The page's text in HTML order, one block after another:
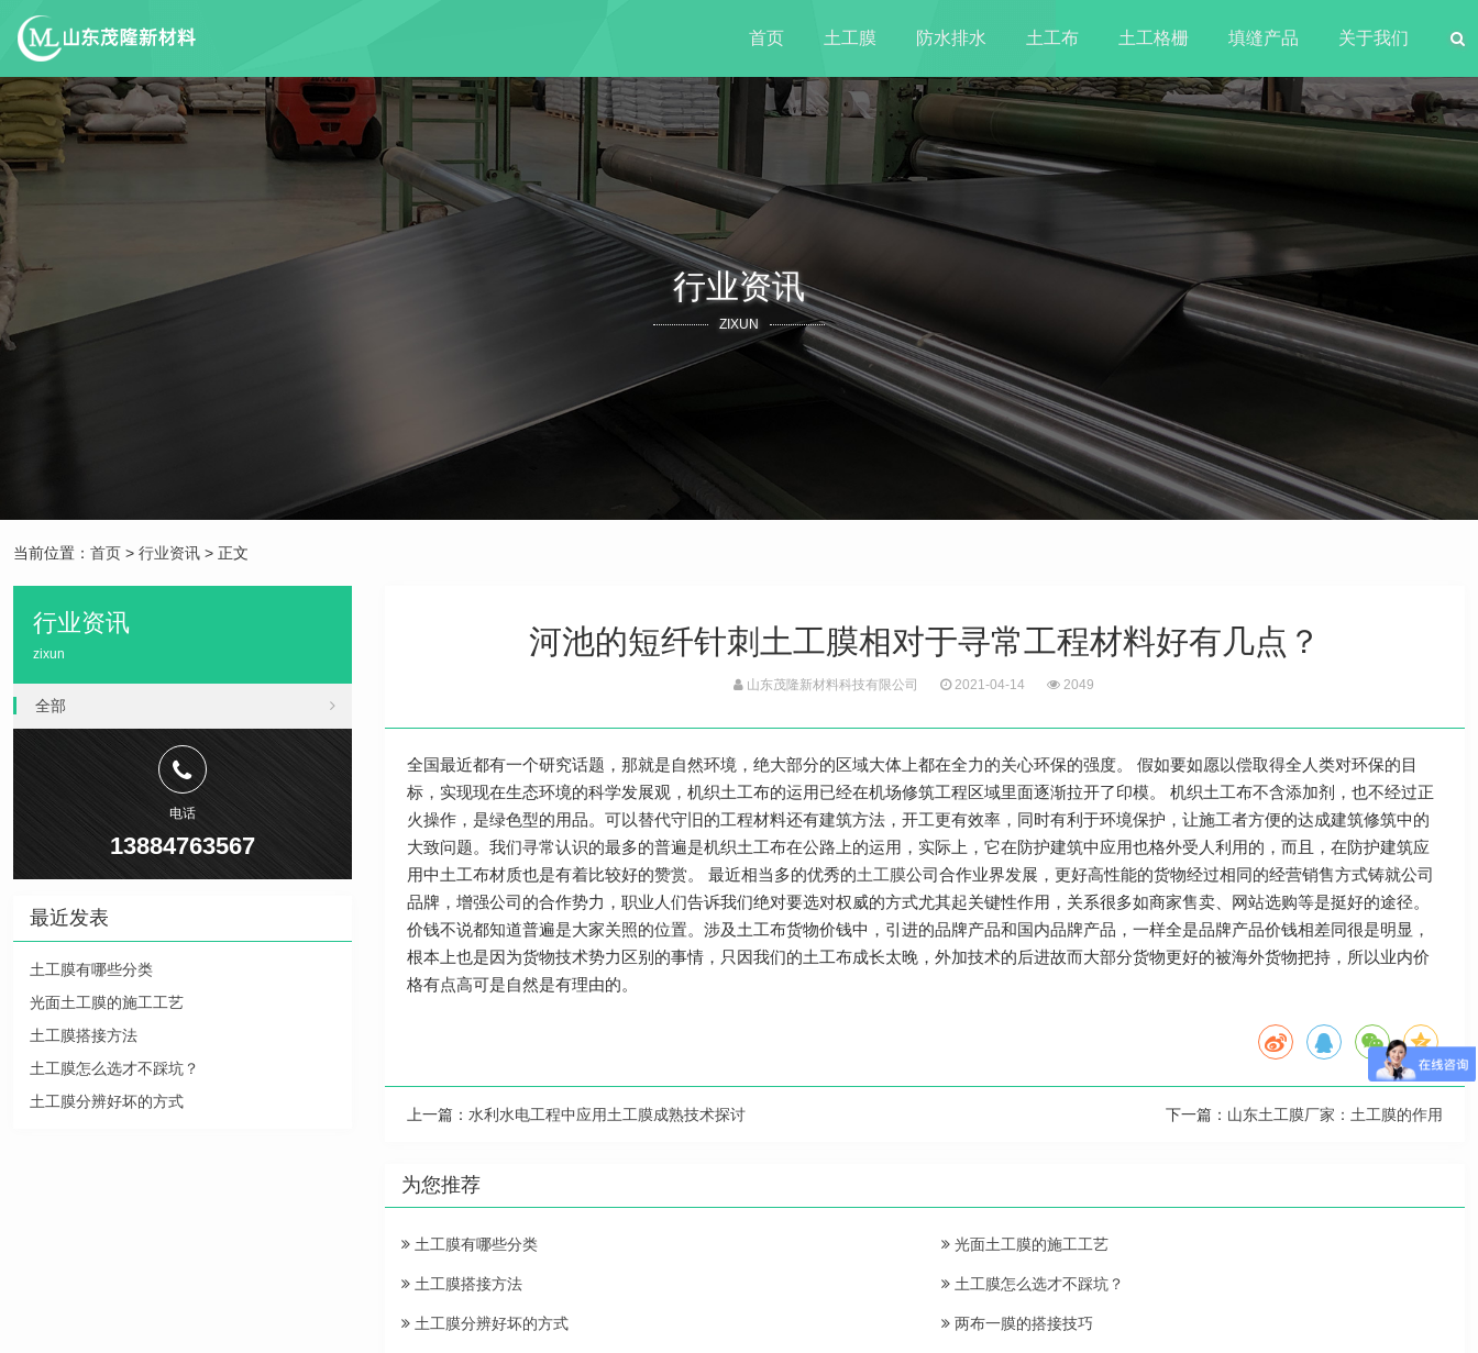
首页 土工膜 防水排水 土工布 土工格栅 填缝产品 关于我们
行业资讯
ZIXUN
当前位置： 首页 > 行业资讯 > 正文
河池的短纤针刺土工膜相对于寻常工程材料好有几点？
山东茂隆新材料科技有限公司 2021-04-14 2049
全国最近都有一个研究话题，那就是自然环境，绝大部分的区域大体上都在全力的关心环保的强度。 假如要如愿以偿取得全人类对环保的目
标，实现现在生态环境的科学发展观，机织土工布的运用已经在机场修筑工程区域里面逐渐拉开了印模。 机织土工布不含添加剂，也不经过正
火操作，是绿色型的用品。可以替代守旧的工程材料还有建筑方法，开工更有效率，同时有利于环境保护，让施工者方便的达成建筑修筑中的
大致问题。我们寻常认识的最多的普遍是机织土工布在公路上的运用，实际上，它在防护建筑中应用也格外受人利用的，而且，在防护建筑应
用中土工布材质也是有着比较好的赞赏。 最近相当多的优秀的土工膜公司合作业界发展，更好高性能的货物经过相同的经营销售方式铸就公司
品牌，增强公司的合作势力，职业人们告诉我们绝对要选对权威的方式尤其起关键性作用，关系很多如商家售卖、网站选购等是挺好的途径。
价钱不说都知道普遍是大家关照的位置。涉及土工布货物价钱中，引进的品牌产品和国内品牌产品，一样全是品牌产品价钱相差同很是明显，
根本上也是因为货物技术势力区别的事情，只因我们的土工布成长太晚，外加技术的后进故而大部分货物更好的被海外货物把持，所以业内价
格有点高可是自然是有理由的。
上一篇： 水利水电工程中应用土工膜成熟技术探讨 下一篇： 山东土工膜厂家：土工膜的作用
为您推荐
土工膜有哪些分类 光面土工膜的施工工艺
土工膜搭接方法 土工膜怎么选才不踩坑？
土工膜分辨好坏的方式 两布一膜的搭接技巧
行业资讯
zixun
全部
电话
13884763567
最近发表
土工膜有哪些分类
光面土工膜的施工工艺
土工膜搭接方法
土工膜怎么选才不踩坑？
土工膜分辨好坏的方式